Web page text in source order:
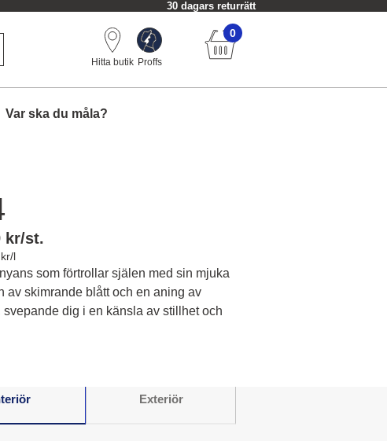
30 dagars returrätt
Hitta butik Proffs
0
Var ska du måla?
kr/st.
l
som förtrollar själen med sin mjuka
av skimrande blått och en aning av
svepande dig i en känsla av stillhet och
Exteriör